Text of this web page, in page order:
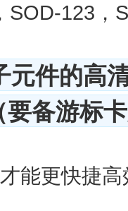
SOD-123，
元件的高
备游标
能更快捷